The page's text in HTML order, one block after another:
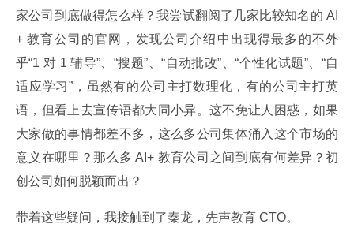
家公司到底做得怎么样？我尝试翻阅了几家比较知名的 AI
+ 教育公司的官网，发现公司介绍中出现得最多的不外
乎“1 对 1 辅导”、“搜题”、“自动批改”、“个性化试题”、“自
适应学习”，虽然有的公司主打数理化，有的公司主打英
语，但看上去宣传语都大同小异。这不免让人困惑，如果
大家做的事情都差不多，这么多公司集体涌入这个市场的
意义在哪里？那么多 AI+ 教育公司之间到底有何差异？初
创公司如何脱颖而出？
带着这些疑问，我接触到了秦龙，先声教育 CTO。